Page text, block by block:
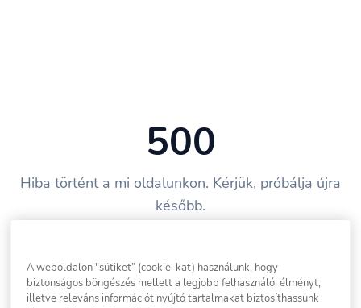
500
Hiba történt a mi oldalunkon. Kérjük, próbálja újra
később.
A weboldalon "sütiket” (cookie-kat) használunk, hogy
biztonságos böngészés mellett a legjobb felhasználói élményt,
illetve releváns információt nyújtó tartalmakat biztosíthassunk